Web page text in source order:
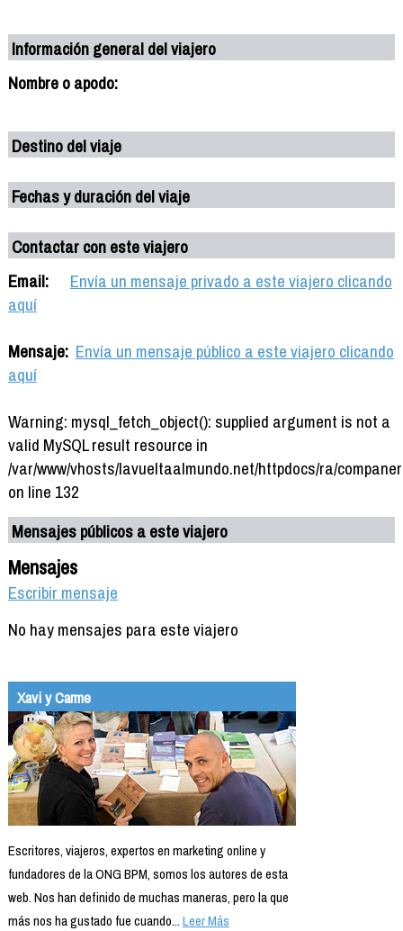
Información general del viajero
Nombre o apodo:
Destino del viaje
Fechas y duración del viaje
Contactar con este viajero
Email:
Envía un mensaje privado a este viajero clicando
aquí
Mensaje: Envía un mensaje público a este viajero clicando
aquí
Warning: mysql_fetch_object(): supplied argument is not a
valid MySQL result resource in
/var/www/vhosts/lavueltaalmundo.net/httpdocs/ra/
on line 132
Mensajes públicos a este viajero
Mensajes
Escribir mensaje
No hay mensajes para este viajero
Xavi y Carme
Escritores, viajeros, expertos en marketing online y
fundadores de la ONG BPM, somos los autores de esta
web. Nos han definido de muchas maneras, pero la que
más nos ha gustado fue cuando...Leer Más